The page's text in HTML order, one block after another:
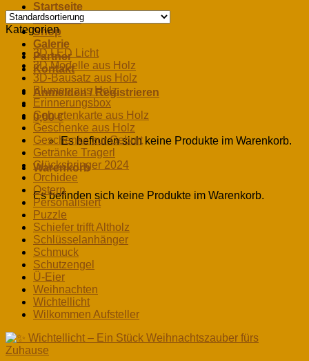
Startseite
Über uns
Shop
Galerie
Partner
Kontakt
Anmelden / Registrieren
0,00€
Es befinden sich keine Produkte im Warenkorb.
Warenkorb
Es befinden sich keine Produkte im Warenkorb.
Kategorien
3D LED Licht
3D Modelle aus Holz
3D-Bausatz aus Holz
Blumen aus Holz
Erinnerungsbox
Geburtenkarte aus Holz
Geschenke aus Holz
Geschenke zur Geburt
Getränke Tragerl
Glücksbringer 2024
Orchidee
Ostern
Personalisiert
Puzzle
Schiefer trifft Altholz
Schlüsselanhänger
Schmuck
Schutzengel
Ü-Eier
Weihnachten
Wichtellicht
Wilkommen Aufsteller